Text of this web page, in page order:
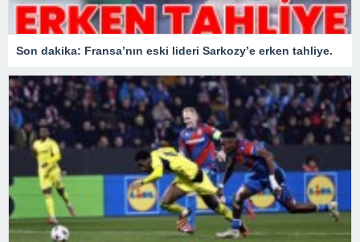
Son dakika: Fransa’nın eski lideri Sarkozy’e erken tahliye.